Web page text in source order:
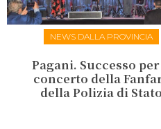
NEWS DALLA PROVINCIA
Pagani. Successo
concerto della
della Polizia di Stato